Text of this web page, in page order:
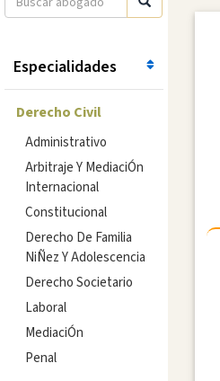
Especialidades
Derecho Civil
Administrativo
Arbitraje Y MediaciÓn
Internacional
Constitucional
Derecho De Familia
NiÑez Y Adolescencia
Derecho Societario
Laboral
MediaciÓn
Penal